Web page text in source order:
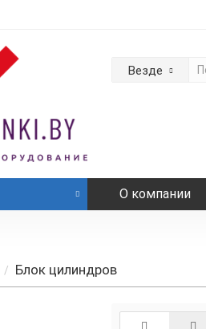
Везде
О компании
Блок цилиндров